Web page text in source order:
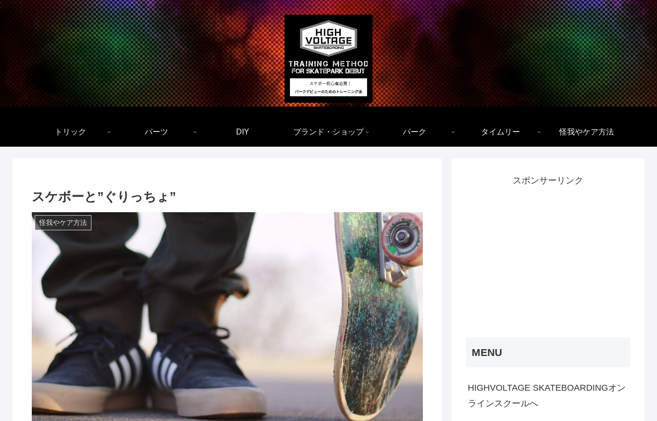
トリック パーツ DIY ブランド・ショップ パーク タイムリー 怪我やケア方法
スケボーと”ぐりっちょ”
怪我やケア方法
スポンサーリンク
MENU
HIGHVOLTAGE SKATEBOARDINGオン
ラインスクールへ